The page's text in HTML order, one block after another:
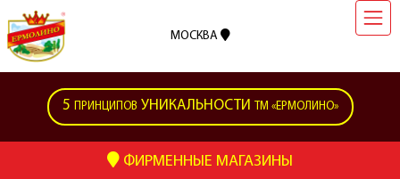
МОСКВА
5 ПРИНЦИПОВ УНИКАЛЬНОСТИ ТМ «ЕРМОЛИНО»
ФИРМЕННЫЕ МАГАЗИНЫ